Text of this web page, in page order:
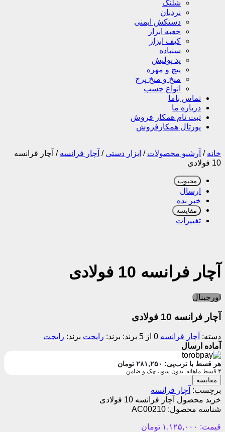
شلنگ
نردبان
دستکش ایمنی
جعبه ابزار
کیف ابزار
سنباده
پد پولیش
پیچ و مهره
میخ و میخ پرچ
انواع چسب
تماس باما
درباره ما
ثبت نام همکار فروش
پورتال همکارفروش
خانه / آرشیو محصولات / ابزار دستی / آچار فرانسه / آچار فرانسه
10 فولادی
محبوب
ارسال
خبر بده
مقایسه
تغییرات
آچار فرانسه 10 فولادی
اورجینال
آچار فرانسه 10 فولادی
دسته: آچار فرانسه 0 از 5 برند: رایجت برند: رایجت
آماده ارسال
هر قسط با ترب‌پی: ۲۸۱,۲۵۰ تومان
۴ قسط ماهانه. بدون سود، چک و ضامن.
مقایسه
برچسب: آچار فرانسه
خرید محصول آچار فرانسه 10 فولادی
شناسه محصول: AC00210
قیمت: ۱,۱۲۵,۰۰۰ تومان